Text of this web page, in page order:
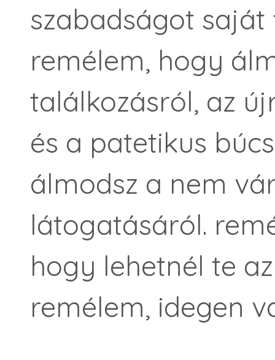
szabadságot
remélem, hogy
találkozásról, az
és a patetikus
álmodsz a nem
látogatásáról.
hogy lehetnél te
remélem, idegen